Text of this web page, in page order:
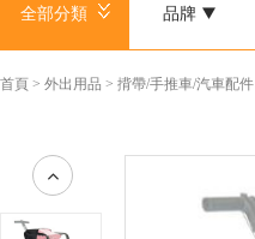
全部分類 品牌
首頁 > 外出用品 > 揹帶/手推車/汽車配件